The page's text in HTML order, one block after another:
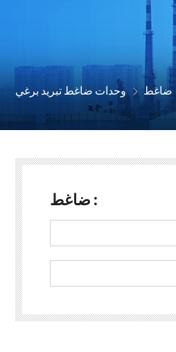
ضاغط  وحدات ضاغط تبريد برغي
ضاغط :